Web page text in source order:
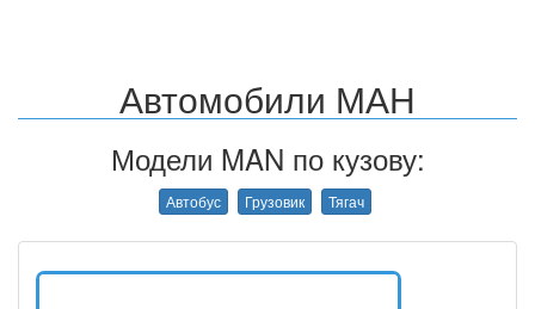
Автомобили МАН
Модели MAN по кузову:
Автобус Грузовик Тягач